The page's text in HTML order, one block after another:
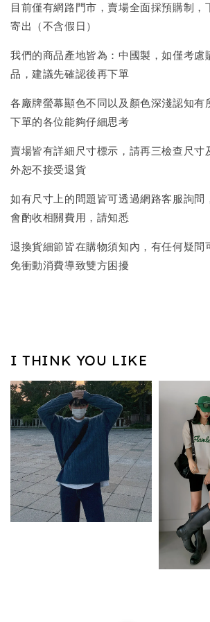
目前僅有網路門市，賣場全面採預購制，
寄出（不含假日）
我們的商品產地皆為：中國製，如僅考慮
品，建議先確認後再下單
各廠牌螢幕顯色不同以及顏色深淺認知有
下單的各位能夠仔細思考
賣場皆有詳細尺寸標示，請再三檢查尺寸
外恕不接受退貨
如有尺寸上的問題皆可透過網路客服詢問
會酌收相關費用，請知悉
退換貨細節皆在購物須知內，有任何疑問
免衝動消費導致雙方困擾
I THINK YOU LIKE